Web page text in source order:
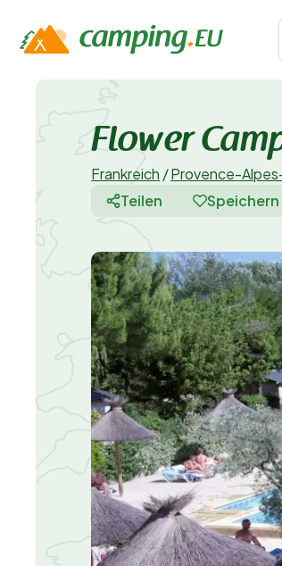
Flower
Frankreich /Provence-
Teilen
Speichern